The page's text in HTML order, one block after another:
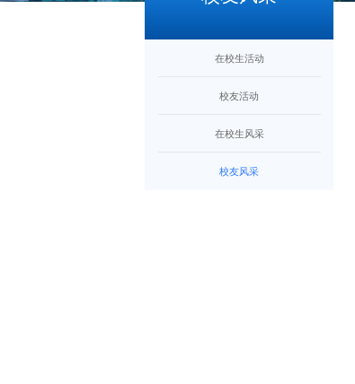
在校生活动
校友活动
在校生风采
校友风采